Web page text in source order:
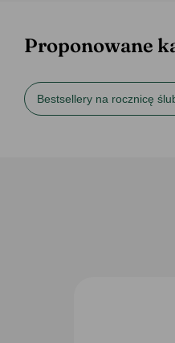
Proponowane
Bestsellery na rocznicę